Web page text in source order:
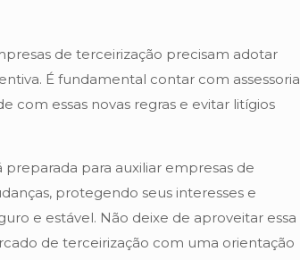
de terceirização precisam adotar
É fundamental contar com assessoria
com essas novas regras e evitar litígios
preparada para auxiliar empresas de
protegendo seus interesses e
e estável. Não deixe de aproveitar essa
de terceirização com uma orientação